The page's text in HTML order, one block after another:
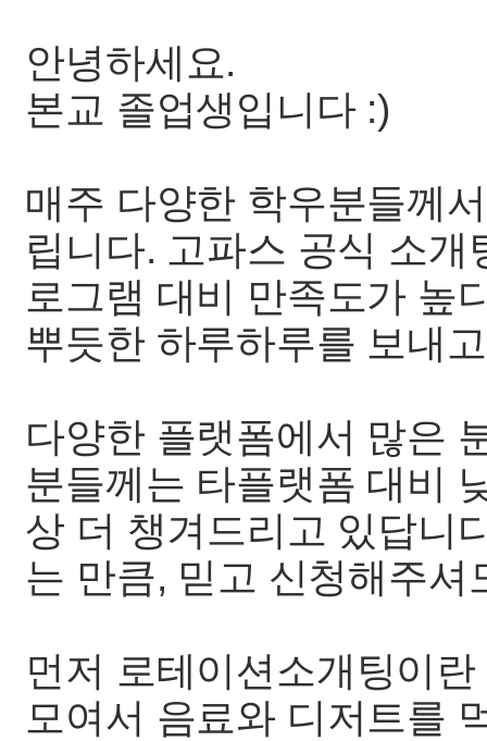
안녕하세요.
본교 졸업생입니다 :)
매주 다양한 학우분들께
립니다. 고파스 공식 소
로그램 대비 만족도가 높
뿌듯한 하루하루를 보내
다양한 플랫폼에서 많은
분들께는 타플랫폼 대비
상 더 챙겨드리고 있답니
는 만큼, 믿고 신청해주셔
먼저 로테이션소개팅이
모여서 음료와 디저트를